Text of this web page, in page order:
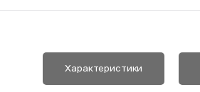
Характеристики